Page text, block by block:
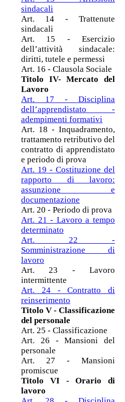
sindacali
Art. 14 - Trattenute
sindacali
Art. 15 - Esercizio
dell’attività sindacale:
diritti, tutele e permessi
Art. 16 - Clausola Sociale
Titolo IV- Mercato del
Lavoro
Art. 17 - Disciplina
dell’apprendistato -
adempimenti formativi
Art. 18 - Inquadramento,
trattamento retributivo del
contratto di apprendistato
e periodo di prova
Art. 19 - Costituzione del
rapporto di lavoro:
assunzione e
documentazione
Art. 20 - Periodo di prova
Art. 21 - Lavoro a tempo
determinato
Art. 22 -
Somministrazione di
lavoro
Art. 23 - Lavoro
intermittente
Art. 24 - Contratto di
reinserimento
Titolo V - Classificazione
del personale
Art. 25 - Classificazione
Art. 26 - Mansioni del
personale
Art. 27 - Mansioni
promiscue
Titolo VI - Orario di
lavoro